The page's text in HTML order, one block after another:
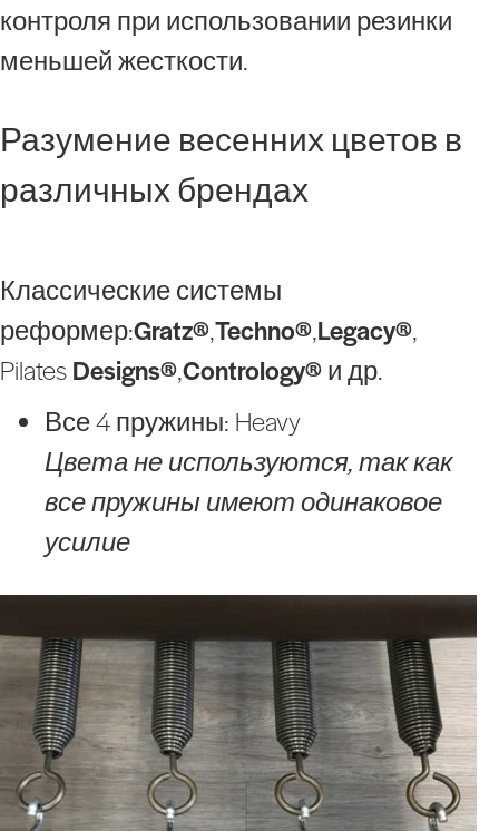
контроля при использовании резинки
меньшей жесткости.
Разумение весенних цветов в
различных брендах
Классические системы
реформер:Gratz®,Techno®,Legacy®,
PilatesDesigns®,Contrology®и др.
Все 4 пружины: Heavy
Цвета не используются, так как
все пружины имеют одинаковое
усилие